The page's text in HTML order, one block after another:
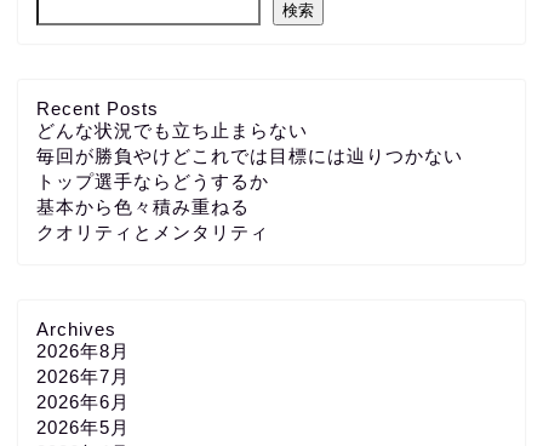
検索
Recent Posts
どんな状況でも立ち止まらない
毎回が勝負やけどこれでは目標には辿りつかない
トップ選手ならどうするか
基本から色々積み重ねる
クオリティとメンタリティ
Archives
2026年8月
2026年7月
2026年6月
2026年5月